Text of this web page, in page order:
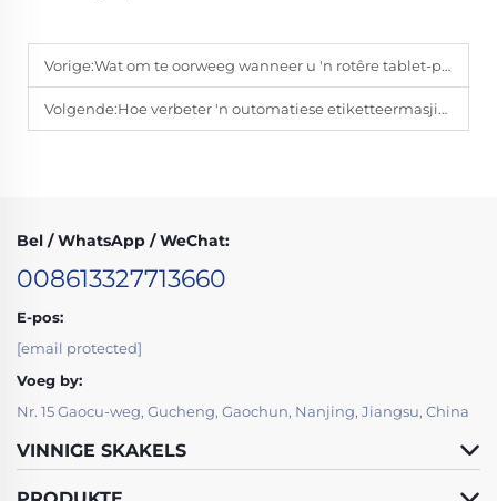
Vorige:Wat om te oorweeg wanneer u 'n rotêre tablet-pressmasjien koop?
Volgende:Hoe verbeter 'n outomatiese etiketteermasjien verpakkingseffektiwiteit?
Bel / WhatsApp / WeChat:
008613327713660
E-pos:
[email protected]
Voeg by:
Nr. 15 Gaocu-weg, Gucheng, Gaochun, Nanjing, Jiangsu, China
VINNIGE SKAKELS